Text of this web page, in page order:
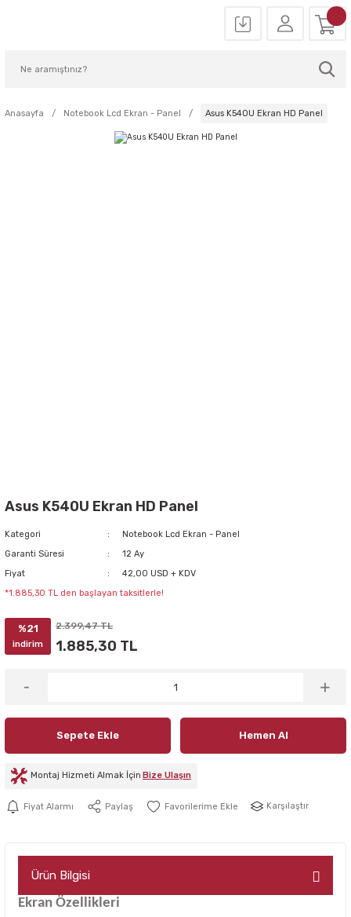
Anasayfa Notebook Lcd Ekran - Panel Asus K540U Ekran HD Panel
Asus K540U Ekran HD Panel
Kategori
Notebook Lcd Ekran - Panel
Garanti Süresi
12 Ay
Fiyat
42,00 USD + KDV
*1.885,30 TL den başlayan taksitlerle!
%21
indirim
2.399,47 TL
1.885,30 TL
Sepete Ekle Hemen Al
Montaj Hizmeti Almak İçin Bize Ulaşın
Fiyat Alarmı Paylaş Karşılaştır
Ürün Bilgisi
Ekran Özellikleri